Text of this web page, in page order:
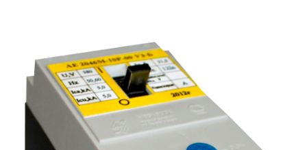
Стремянки с